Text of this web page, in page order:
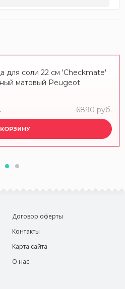
для соли 22 см 'Checkmate'
матовый Peugeot
6890 руб.
КОРЗИНУ
Договор оферты
Контакты
Карта сайта
О нас